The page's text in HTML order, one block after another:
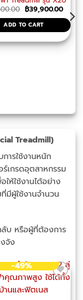
Original
price
was:
฿71,800.00.
฿39,900.00
price
is:
฿
ADD TO CART
Treadmill)
ารใช้งานหนัก
เกรดอุตสาหกรรม
ให้ใช้งานได้อย่าง
มีผู้ใช้งานจำนวน
บ หรือผู้ที่ต้องการ
จัง
-49%